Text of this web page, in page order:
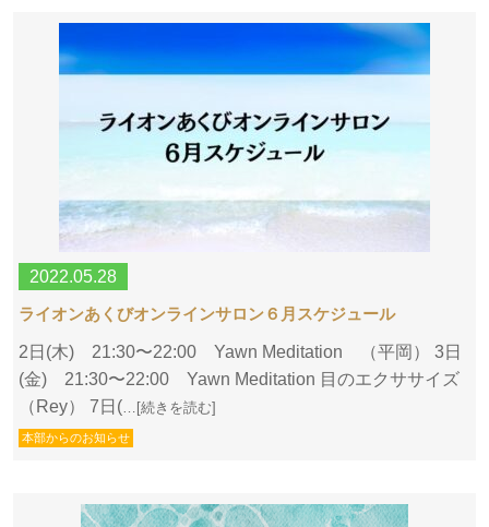
2022.05.28
ライオンあくびオンラインサロン６月スケジュール
2日(木) 21:30〜22:00 Yawn Meditation （平岡） 3日
(金) 21:30〜22:00 Yawn Meditation 目のエクササイズ
（Rey） 7日(…[続きを読む]
本部からのお知らせ